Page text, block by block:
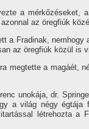
a
az öregfiúk
a Fradinak, nemhogy
az öregfiúk közül is
megtette a magáét,
unokája, dr.
a világ négy égtája
létrehozta a